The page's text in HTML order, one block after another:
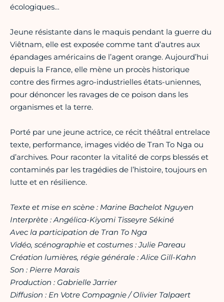
écologiques…
Jeune résistante dans le maquis pendant la guerre du
Viêtnam, elle est exposée comme tant d’autres aux
épandages américains de l’agent orange. Aujourd’hui
depuis la France, elle mène un procès historique
contre des firmes agro-industrielles états-uniennes,
pour dénoncer les ravages de ce poison dans les
organismes et la terre.
Porté par une jeune actrice, ce récit théâtral entrelace
texte, performance, images vidéo de Tran To Nga ou
d’archives. Pour raconter la vitalité de corps blessés et
contaminés par les tragédies de l’histoire, toujours en
lutte et en résilience.
Texte et mise en scène : Marine Bachelot Nguyen
Interprète : Angélica-Kiyomi Tisseyre Sékiné
Avec la participation de Tran To Nga
Vidéo, scénographie et costumes : Julie Pareau
Création lumières, régie générale : Alice Gill-Kahn
Son : Pierre Marais
Production : Gabrielle Jarrier
Diffusion : En Votre Compagnie / Olivier Talpaert